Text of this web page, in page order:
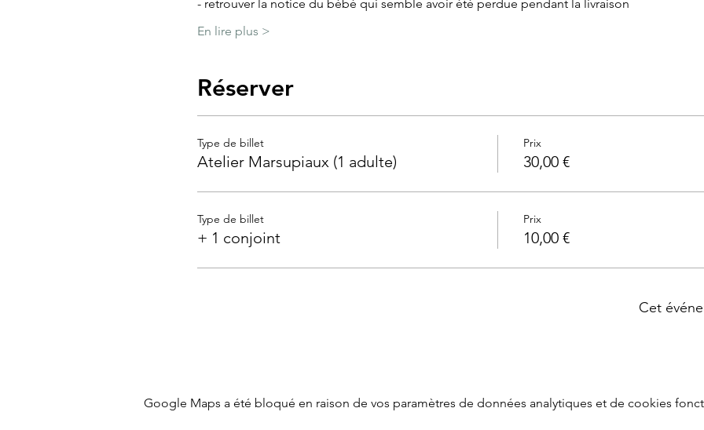
- retrouver la notice du bébé qui semble avoir été perdue pendant la livraison
En lire plus >
Réserver
Type de billet
Atelier Marsupiaux (1 adulte)
Prix
30,00 €
Type de billet
+ 1 conjoint
Prix
10,00 €
Cet
Google Maps a été bloqué en raison de vos paramètres de données analytiques et de cookies